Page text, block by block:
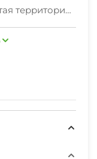
территория,
есть.
вид на
Шторы
кондиционер,
так же